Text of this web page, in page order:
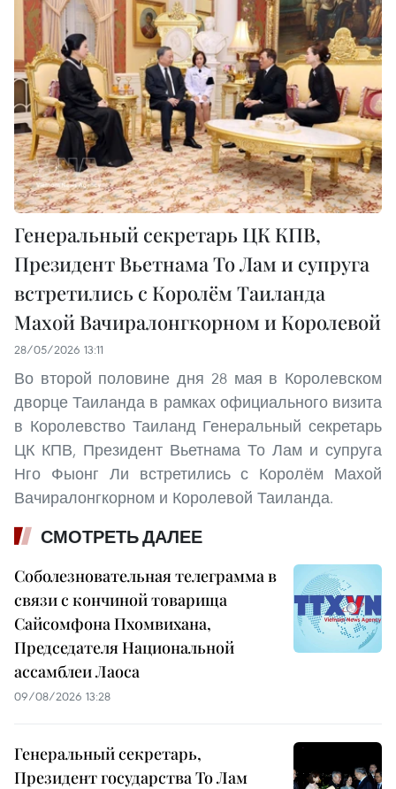
Генеральный секретарь ЦК КПВ,
Президент Вьетнама То Лам и супруга
встретились с Королём Таиланда
Махой Вачиралонгкорном и Королевой
28/05/2026 13:11
Во второй половине дня 28 мая в Королевском
дворце Таиланда в рамках официального визита
в Королевство Таиланд Генеральный секретарь
ЦК КПВ, Президент Вьетнама То Лам и супруга
Нго Фыонг Ли встретились с Королём Махой
Вачиралонгкорном и Королевой Таиланда.
СМОТРЕТЬ ДАЛЕЕ
Соболезновательная телеграмма в
связи с кончиной товарища
Сайсомфона Пхомвихана,
Председателя Национальной
ассамблеи Лаоса
09/08/2026 13:28
Генеральный секретарь,
Президент государства То Лам